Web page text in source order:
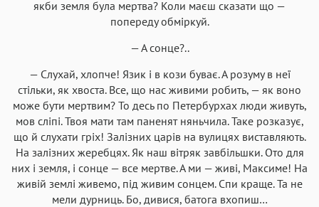
якби земля була мертва? Коли маєш сказати що —
попереду обміркуй.
— А сонце?..
— Слухай, хлопче! Язик і в кози буває. А розуму в неї
стільки, як хвоста. Все, що нас живими робить, — як воно
може бути мертвим? То десь по Петербурхах люди живуть,
мов сліпі. Твоя мати там паненят няньчила. Таке розказує,
що й слухати гріх! Залізних царів на вулицях виставляють.
На залізних жеребцях. Як наш вітряк завбільшки. Ото для
них і земля, і сонце — все мертве. А ми — живі, Максиме! На
живій землі живемо, під живим сонцем. Спи краще. Та не
мели дурниць. Бо, дивися, батога вхопиш…